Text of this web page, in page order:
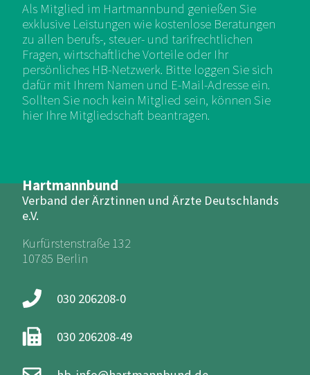
Hartmannbund
Verband der Ärztinnen und Ärzte Deutschlands
e.V.
Kurfürstenstraße 132
10785 Berlin
030 206208-0
030 206208-49
Als Mitglied im Hartmannbund genießen Sie
exklusive Leistungen wie kostenlose Beratungen
zu allen berufs-, steuer- und tarifrechtlichen
Fragen, wirtschaftliche Vorteile oder Ihr
persönliches HB-Netzwerk. Bitte loggen Sie sich
dafür mit Ihrem Namen und E-Mail-Adresse ein.
Sollten Sie noch kein Mitglied sein, können Sie
hier Ihre Mitgliedschaft beantragen.